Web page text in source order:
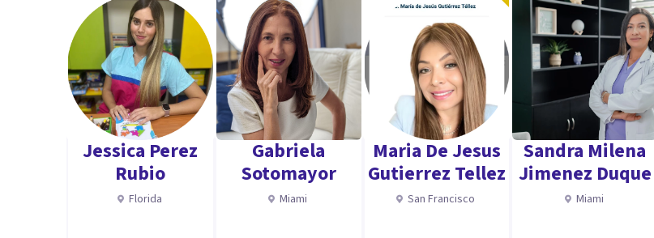
Terapia de pareja
Aptitudes
Mi Experiencia en la orientación de procesos Psicológicos de ansiedad, Duelo, Pareja, Autoestima, En niños
y adolescentes.
hace que cuente con herramientas suficientes para ayudar a otros.
Siempre se hace de acuerdo a cada paciente y radicara en los objetivos que juntos en consulta concretemos.
Cada proceso es independiente y tiene su propio ritmo.
Jessica Perez
Rubio
Florida
Gabriela
Sotomayor
Miami
Maria De Jesus
Gutierrez Tellez
San Francisco
Sandra Milena
Jimenez Duque
Miami